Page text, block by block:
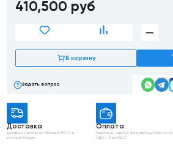
410,500 руб
В корзину
Задать вопрос
Доставка
Быстро и удобно по Москве, МО и в
регионы России
Оплата
Наличные, картой, безналичный расчёт(с
НДС / без НДС)